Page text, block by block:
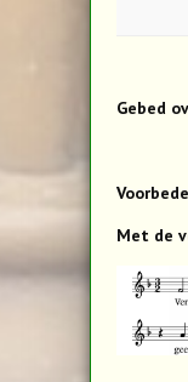
Gebed
Met de